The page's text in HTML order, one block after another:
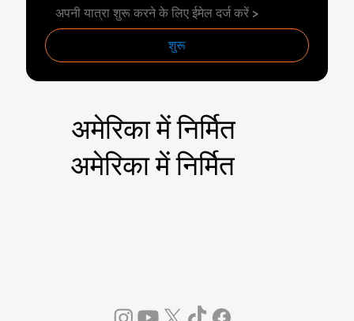
शुरू
अमेरिका में निर्मित
अमेरिका में निर्मित